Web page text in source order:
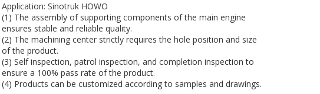
de camion minier
Application: Sinotruk HOWO
(1) The assembly of supporting components of the main engine
ensures stable and reliable quality.
(2) The machining center strictly requires the hole position and size
of the product.
(3) Self inspection, patrol inspection, and completion inspection to
ensure a 100% pass rate of the product.
(4) Products can be customized according to samples and drawings.